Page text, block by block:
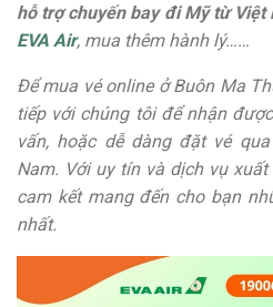
hỗ trợ chuyến bay đi Mỹ từ Việt
EVA Air, mua thêm hành lý……
Để mua vé online ở Buôn Ma
tiếp với chúng tôi để nhận
vấn, hoặc dễ dàng đặt vé
Nam. Với uy tín và dịch vụ xuất
cam kết mang đến cho bạn
nhất.